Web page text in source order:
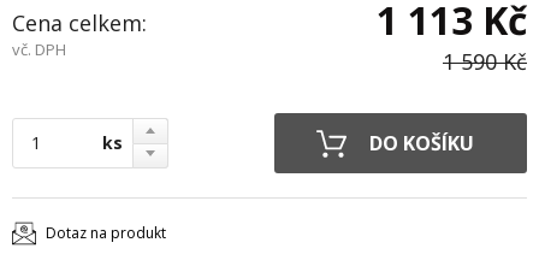
Cena celkem:
vč. DPH
1 113 Kč
1 590 Kč
ks
Dotaz na produkt